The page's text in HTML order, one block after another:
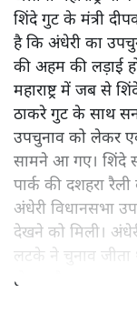
अंधेरी ईस्ट
गुट-बीजेपी के लिए
शक्ति प्रदर्शन के